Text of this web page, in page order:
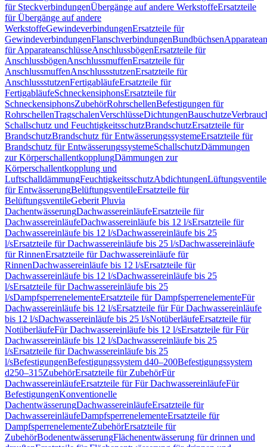
für SteckverbindungenÜbergänge auf andere WerkstoffeErsatzteile
für Übergänge auf andere
WerkstoffeGewindeverbindungenErsatzteile für
GewindeverbindungenFlanschverbindungenBundbüchsen
für ApparateanschlüsseAnschlussbögenErsatzteile für
AnschlussbögenAnschlussmuffenErsatzteile für
AnschlussmuffenAnschlussstutzenErsatzteile für
AnschlussstutzenFertigabläufeErsatzteile für
FertigabläufeSchneckensiphonsErsatzteile für
SchneckensiphonsZubehörRohrschellenBefestigungen für
RohrschellenTragschalenVerschlüsseDichtungenBauschutze
Schallschutz und FeuchtigkeitsschutzBrandschutzErsatzteile für
BrandschutzBrandschutz für EntwässerungssystemeErsatzteile für
Brandschutz für EntwässerungssystemeSchallschutzDämmungen
zur KörperschallentkopplungDämmungen zur
Körperschallentkopplung und
LuftschalldämmungFeuchtigkeitsschutzAbdichtungenLüftungsventile
für EntwässerungBelüftungsventileErsatzteile für
BelüftungsventileGeberit Pluvia
DachentwässerungDachwassereinläufeErsatzteile für
DachwassereinläufeDachwassereinläufe bis 12 l/sErsatzteile für
Dachwassereinläufe bis 12 l/sDachwassereinläufe bis 25
l/sErsatzteile für Dachwassereinläufe bis 25 l/sDachwassereinläufe
für RinnenErsatzteile für Dachwassereinläufe für
RinnenDachwassereinläufe bis 12 l/sErsatzteile für
Dachwassereinläufe bis 12 l/sDachwassereinläufe bis 25
l/sErsatzteile für Dachwassereinläufe bis 25
l/sDampfsperrenelementeErsatzteile für DampfsperrenelementeFür
Dachwassereinläufe bis 12 l/sErsatzteile für Für Dachwassereinläufe
bis 12 l/sDachwassereinläufe bis 25 l/sNotüberläufeErsatzteile für
NotüberläufeFür Dachwassereinläufe bis 12 l/sErsatzteile für Für
Dachwassereinläufe bis 12 l/sDachwassereinläufe bis 25
l/sErsatzteile für Dachwassereinläufe bis 25
l/sBefestigungenBefestigungssystem d40–200Befestigungssystem
d250–315ZubehörErsatzteile für ZubehörFür
DachwassereinläufeErsatzteile für Für DachwassereinläufeFür
BefestigungenKonventionelle
DachentwässerungDachwassereinläufeErsatzteile für
DachwassereinläufeDampfsperrenelementeErsatzteile für
DampfsperrenelementeZubehörErsatzteile für
ZubehörBodenentwässerungFlächenentwässerung für drinnen und